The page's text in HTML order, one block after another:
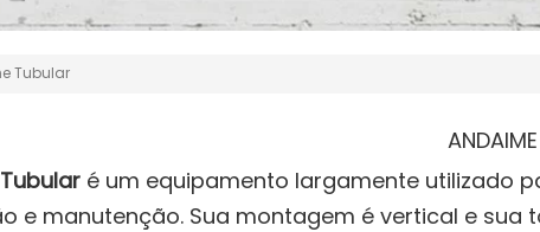
Tubular
é um equipamento largamente utilizado
e manutenção. Sua montagem é vertical e